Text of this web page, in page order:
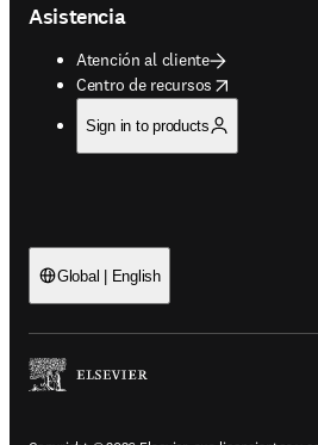
Asistencia
Atención al cliente
Centro de recursos
opens in new tab/window
Sign in to products
Global | English